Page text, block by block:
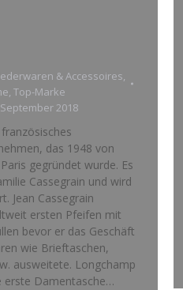
& Accessoires,
, Top-Marke
2018
das 1948 von
gegründet wurde. Es
Cassegrain und wird
Jean Cassegrain
ersten Pfeifen mit
bevor er das Geschäft
wie Brieftaschen,
ausweitete. Longchamp
erste Damentasche…